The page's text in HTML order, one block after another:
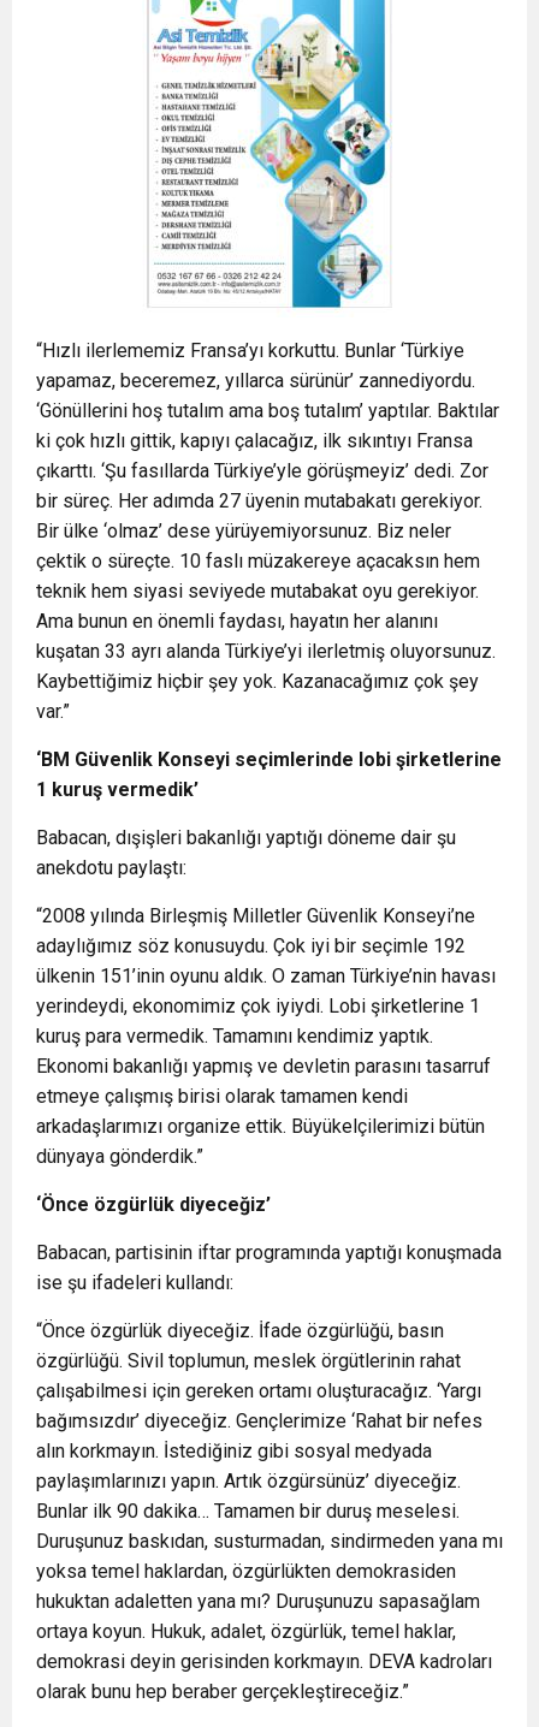
“Hızlı ilerlememiz Fransa’yı korkuttu. Bunlar ‘Türkiye
yapamaz, beceremez, yıllarca sürünür’ zannediyordu.
‘Gönüllerini hoş tutalım ama boş tutalım’ yaptılar. Baktılar
ki çok hızlı gittik, kapıyı çalacağız, ilk sıkıntıyı Fransa
çıkarttı. ‘Şu fasıllarda Türkiye’yle görüşmeyiz’ dedi. Zor
bir süreç. Her adımda 27 üyenin mutabakatı gerekiyor.
Bir ülke ‘olmaz’ dese yürüyemiyorsunuz. Biz neler
çektik o süreçte. 10 faslı müzakereye açacaksın hem
teknik hem siyasi seviyede mutabakat oyu gerekiyor.
Ama bunun en önemli faydası, hayatın her alanını
kuşatan 33 ayrı alanda Türkiye’yi ilerletmiş oluyorsunuz.
Kaybettiğimiz hiçbir şey yok. Kazanacağımız çok şey
var.”
‘BM Güvenlik Konseyi seçimlerinde lobi şirketlerine
1 kuruş vermedik’
Babacan, dışişleri bakanlığı yaptığı döneme dair şu
anekdotu paylaştı:
“2008 yılında Birleşmiş Milletler Güvenlik Konseyi’ne
adaylığımız söz konusuydu. Çok iyi bir seçimle 192
ülkenin 151’inin oyunu aldık. O zaman Türkiye’nin havası
yerindeydi, ekonomimiz çok iyiydi. Lobi şirketlerine 1
kuruş para vermedik. Tamamını kendimiz yaptık.
Ekonomi bakanlığı yapmış ve devletin parasını tasarruf
etmeye çalışmış birisi olarak tamamen kendi
arkadaşlarımızı organize ettik. Büyükelçilerimizi bütün
dünyaya gönderdik.”
‘Önce özgürlük diyeceğiz’
Babacan, partisinin iftar programında yaptığı konuşmada
ise şu ifadeleri kullandı:
“Önce özgürlük diyeceğiz. İfade özgürlüğü, basın
özgürlüğü. Sivil toplumun, meslek örgütlerinin rahat
çalışabilmesi için gereken ortamı oluşturacağız. ‘Yargı
bağımsızdır’ diyeceğiz. Gençlerimize ‘Rahat bir nefes
alın korkmayın. İstediğiniz gibi sosyal medyada
paylaşımlarınızı yapın. Artık özgürsünüz’ diyeceğiz.
Bunlar ilk 90 dakika… Tamamen bir duruş meselesi.
Duruşunuz baskıdan, susturmadan, sindirmeden yana mı
yoksa temel haklardan, özgürlükten demokrasiden
hukuktan adaletten yana mı? Duruşunuzu sapasağlam
ortaya koyun. Hukuk, adalet, özgürlük, temel haklar,
demokrasi deyin gerisinden korkmayın. DEVA kadroları
olarak bunu hep beraber gerçekleştireceğiz.”